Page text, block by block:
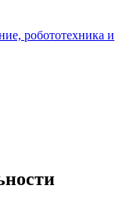
робототехника и